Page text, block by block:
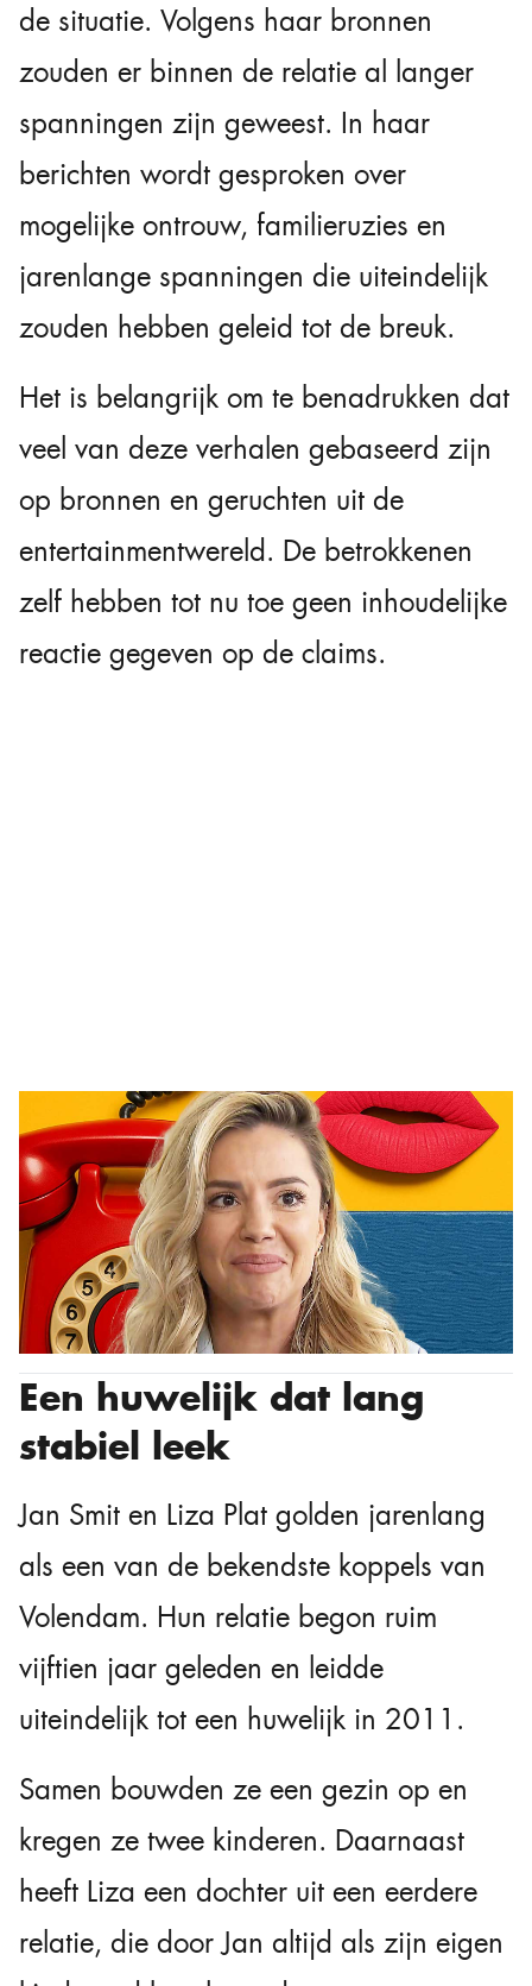
de situatie. Volgens haar bronnen
zouden er binnen de relatie al langer
spanningen zijn geweest. In haar
berichten wordt gesproken over
mogelijke ontrouw, familieruzies en
jarenlange spanningen die uiteindelijk
zouden hebben geleid tot de breuk.
Het is belangrijk om te benadrukken dat
veel van deze verhalen gebaseerd zijn
op bronnen en geruchten uit de
entertainmentwereld. De betrokkenen
zelf hebben tot nu toe geen inhoudelijke
reactie gegeven op de claims.
Een huwelijk dat lang
stabiel leek
Jan Smit en Liza Plat golden jarenlang
als een van de bekendste koppels van
Volendam. Hun relatie begon ruim
vijftien jaar geleden en leidde
uiteindelijk tot een huwelijk in 2011.
Samen bouwden ze een gezin op en
kregen ze twee kinderen. Daarnaast
heeft Liza een dochter uit een eerdere
relatie, die door Jan altijd als zijn eigen